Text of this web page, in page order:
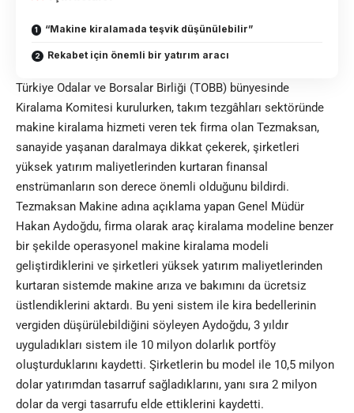
“Makine kiralamada teşvik düşünülebilir”
Rekabet için önemli bir yatırım aracı
Türkiye Odalar ve Borsalar Birliği (TOBB) bünyesinde
Kiralama Komitesi kurulurken, takım tezgâhları sektöründe
makine kiralama hizmeti veren tek firma olan Tezmaksan,
sanayide yaşanan daralmaya dikkat çekerek, şirketleri
yüksek yatırım maliyetlerinden kurtaran finansal
enstrümanların son derece önemli olduğunu bildirdi.
Tezmaksan Makine adına açıklama yapan Genel Müdür
Hakan Aydoğdu, firma olarak araç kiralama modeline benzer
bir şekilde operasyonel makine kiralama modeli
geliştirdiklerini ve şirketleri yüksek yatırım maliyetlerinden
kurtaran sistemde makine arıza ve bakımını da ücretsiz
üstlendiklerini aktardı. Bu yeni sistem ile kira bedellerinin
vergiden düşürülebildiğini söyleyen Aydoğdu, 3 yıldır
uyguladıkları sistem ile 10 milyon dolarlık portföy
oluşturduklarını kaydetti. Şirketlerin bu model ile 10,5 milyon
dolar yatırımdan tasarruf sağladıklarını, yanı sıra 2 milyon
dolar da vergi tasarrufu elde ettiklerini kaydetti.